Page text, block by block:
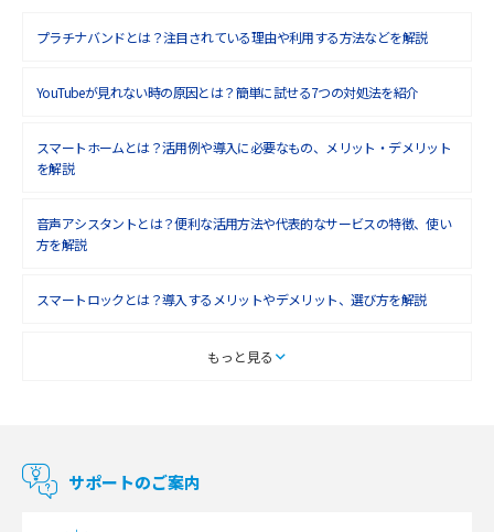
プラチナバンドとは？注目されている理由や利用する方法などを解説
YouTubeが見れない時の原因とは？簡単に試せる7つの対処法を紹介
スマートホームとは？活用例や導入に必要なもの、メリット・デメリット
を解説
音声アシスタントとは？便利な活用方法や代表的なサービスの特徴、使い
方を解説
スマートロックとは？導入するメリットやデメリット、選び方を解説
スマートテレビとは？特徴や選び方、使い方をわかりやすく解説
マンションで使えるWi-Fiは？種類ごとの特徴や選び方を紹介
もっと見る
サポートのご案内